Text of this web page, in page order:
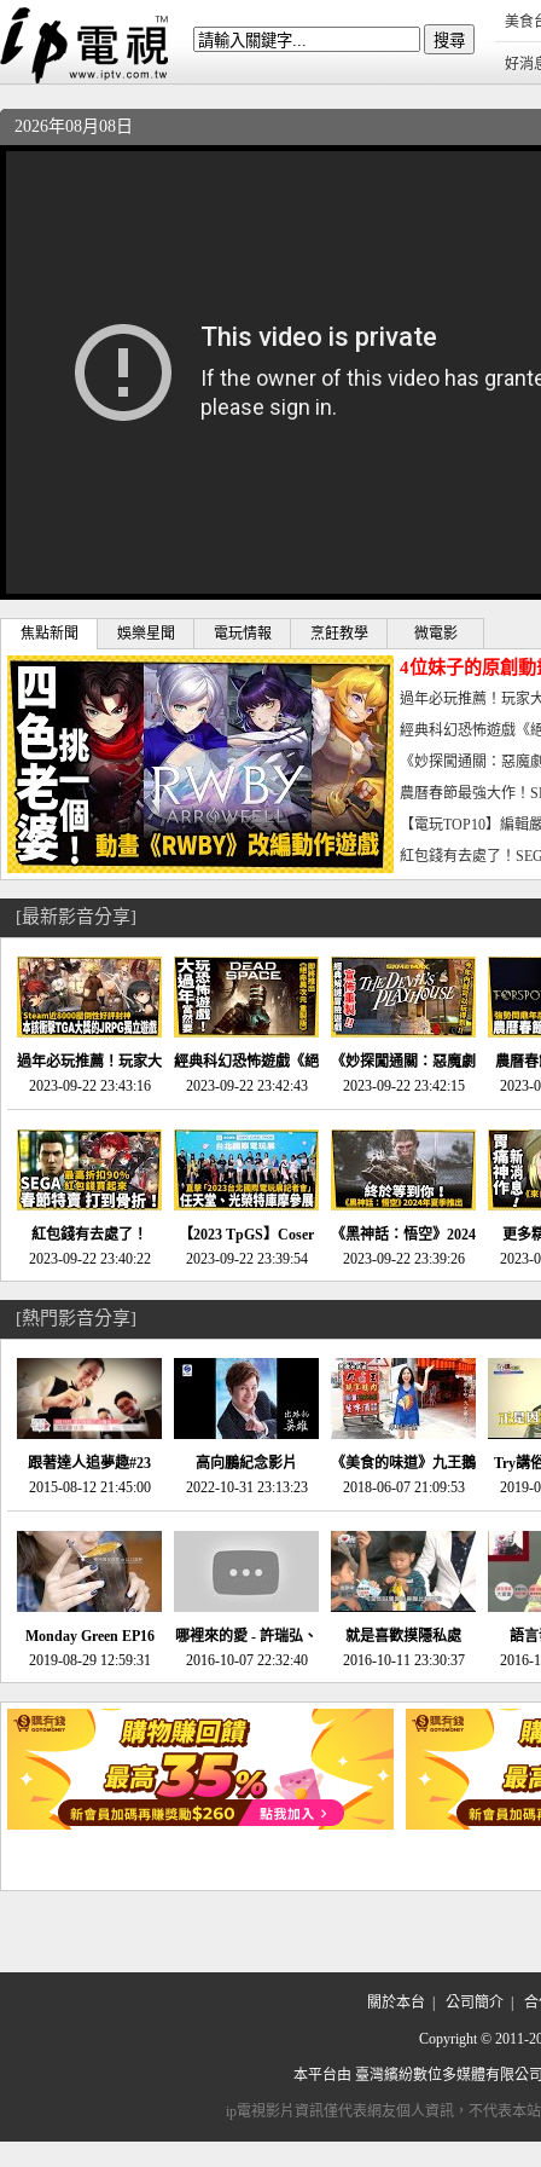
美食
好消
2026年08月08日
焦點新聞 娛樂星聞 電玩情報 烹飪教學 微電影
4位妹子的原創
曝光_電玩宅速配
過年必玩推薦！玩家
宅速配20230126
經典科幻恐怖遊戲《
懼體驗-電玩宅速配
《妙探闖通關：惡
到!!-電玩宅速配
農曆春節最強大作！
電玩宅速配20230123
【電玩TOP10】編
了，封面圖直接雷你
紅包錢有去處了！
宅速配20230119
[最新影音分享]
過年必玩推薦！玩家大
推的JRPG神作《神之
天平》介紹！-電玩宅
速配20230126
2023-09-22 23:43:16
經典科幻恐怖遊戲《絕
命異次元 重製版》重
回「石村號」的恐懼體
驗-電玩宅速配
20230125
2023-09-22 23:42:43
《妙探闖通關：惡魔劇
場》將推出「重製
版」!!!今年就能玩到!!-
電玩宅速配20230124
2023-09-22 23:42:15
農曆
SE社
動作角
電玩宅
2023-
紅包錢有去處了！
SEGA春節特賣 超過85
款遊戲打到骨折-電玩
宅速配20230119
2023-09-22 23:40:22
【2023 TpGS】Coser
和Show Girl搶先看！
直擊展前記者會-電玩
2023-09-22 23:39:54
《黑神話：悟空》2024
年夏季推出！確定不會
延期齁？-電玩宅速配
2023-09-22 23:39:26
更多
《來
金鄉
2023-
[熱門影音分享]
跟著達人追夢趣#23
promo-我想開間咖啡
館(謝佳凌)
2015-08-12 21:45:00
高向鵬紀念影片
2022-10-31 23:13:23
《美食的味道》九王鵝
肉
2018-06-07 21:09:53
Try講
2019-
Monday Green EP16
超意外~環保原來可以
邊玩邊做！
2019-08-29 12:59:31
哪裡來的愛 - 許瑞弘、
李其芬
2016-10-07 22:32:40
就是喜歡摸隱私處
2016-10-11 23:30:37
語
2016-
關於本台 公司簡介| 合
Copyright © 2011-
本平台由 臺灣繽紛數位多媒體有限公
ip電視影片資訊僅代表網友個人資訊，不代表本